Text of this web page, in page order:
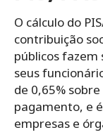
O cálculo do
contribuição
públicos
seus
de 0,65%
pagamento, e
empresas e